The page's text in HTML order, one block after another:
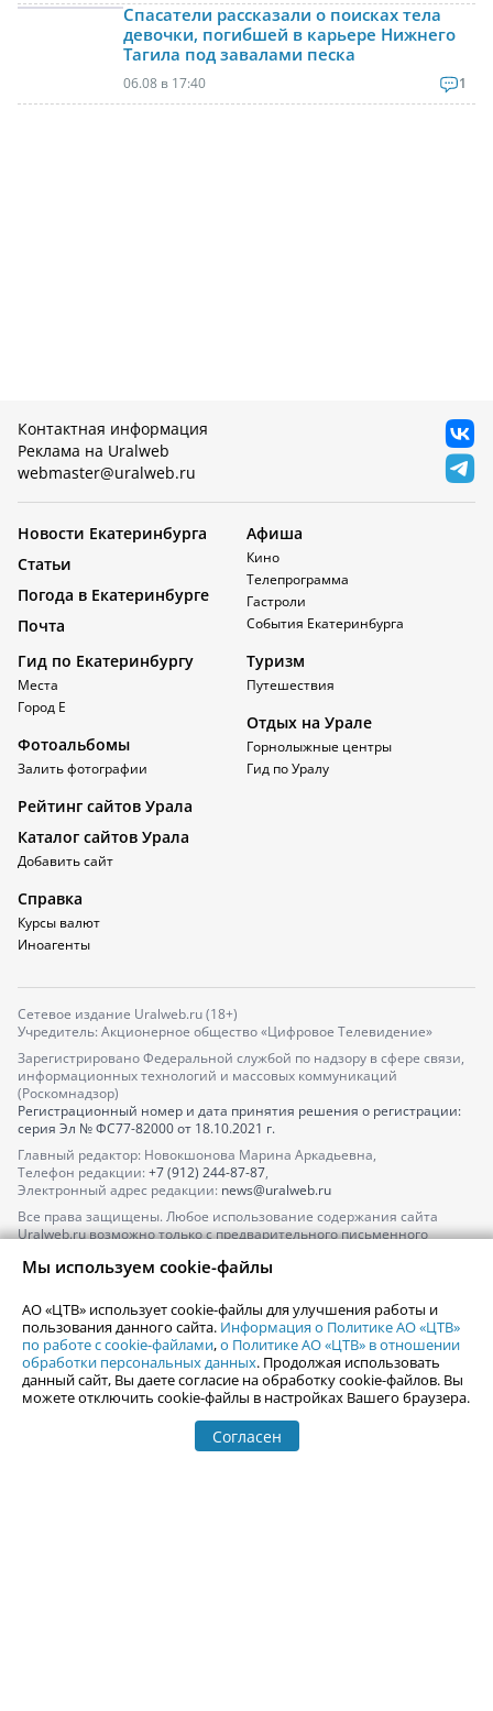
Спасатели рассказали о поисках тела
девочки, погибшей в карьере Нижнего
Тагила под завалами песка
06.08 в 17:40 1
Контактная информация
Реклама на Uralweb
webmaster@uralweb.ru
Новости Екатеринбурга
Статьи
Погода в Екатеринбурге
Почта
Афиша
Кино
Телепрограмма
Гастроли
События Екатеринбурга
Гид по Екатеринбургу
Места
Город Е
Фотоальбомы
Залить фотографии
Туризм
Путешествия
Отдых на Урале
Горнолыжные центры
Гид по Уралу
Рейтинг сайтов Урала
Каталог сайтов Урала
Добавить сайт
Справка
Курсы валют
Иноагенты
Сетевое издание Uralweb.ru (18+)
Учредитель: Акционерное общество «Цифровое Телевидение»
Зарегистрировано Федеральной службой по надзору в сфере связи,
информационных технологий и массовых коммуникаций
(Роскомнадзор)
Регистрационный номер и дата принятия решения о регистрации:
серия Эл № ФС77-82000от 18.10.2021 г.
Главный редактор: Новокшонова Марина Аркадьевна,
Телефон редакции: +7 (912) 244-87-87,
Электронный адрес редакции: news@uralweb.ru
Все права защищены. Любое использование содержания сайта
Uralweb.ru возможно только с предварительного письменного
По вопросам размещения рекламы обращайтесь по тел.
По вопросам размещения информации в разделе «Афиша»
afisha@uralweb.ru
Пользовательское соглашение на использование сайта
Политика АО «ЦТВ» в отношении обработки персональных данных
Мы используем cookie-файлы
АО «ЦТВ» использует cookie-файлы для улучшения работы и
пользования данного сайта. Информация о Политике АО «ЦТВ»
по работе с cookie-файлами,о Политике АО «ЦТВ» в отношении
обработки персональных данных. Продолжая использовать
данный сайт, Вы даете согласие на обработку cookie-файлов. Вы
можете отключить cookie-файлы в настройках Вашего браузера.
Согласен